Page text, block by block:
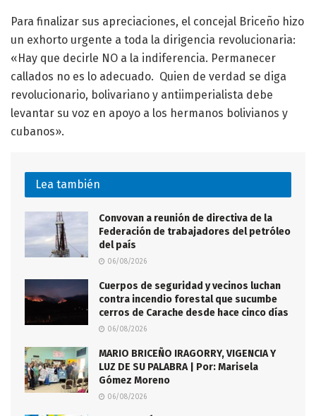
Para finalizar sus apreciaciones, el concejal Briceño hizo
un exhorto urgente a toda la dirigencia revolucionaria:
«Hay que decirle NO a la indiferencia. Permanecer
callados no es lo adecuado. Quien de verdad se diga
revolucionario, bolivariano y antiimperialista debe
levantar su voz en apoyo a los hermanos bolivianos y
cubanos».
Lea también
Convovan a reunión de directiva de la
Federación de trabajadores del petróleo
del país
06/08/2026
Cuerpos de seguridad y vecinos luchan
contra incendio forestal que sucumbe
cerros de Carache desde hace cinco días
06/08/2026
MARIO BRICEÑO IRAGORRY, VIGENCIA Y
LUZ DE SU PALABRA | Por: Marisela
Gómez Moreno
06/08/2026